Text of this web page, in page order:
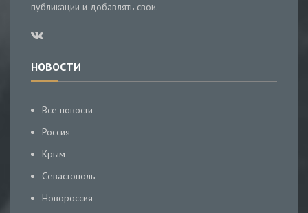
публикации и добавлять свои.
НОВОСТИ
Все новости
Россия
Крым
Севастополь
Новороссия